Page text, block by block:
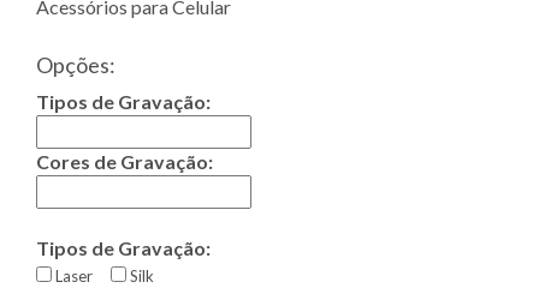
Acessórios para Celular
Opções:
Tipos de Gravação:
Cores de Gravação:
Tipos de Gravação:
Laser Silk